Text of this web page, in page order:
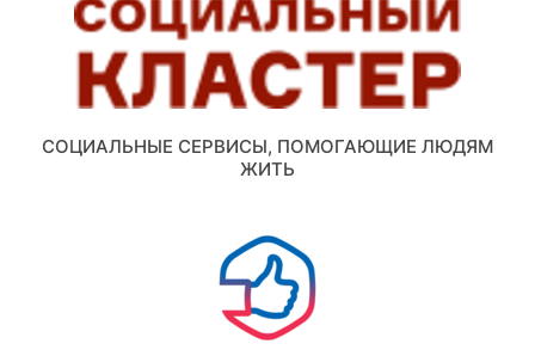
СОЦИАЛЬНЫЕ СЕРВИСЫ, ПОМОГАЮЩИЕ ЛЮДЯМ
ЖИТЬ